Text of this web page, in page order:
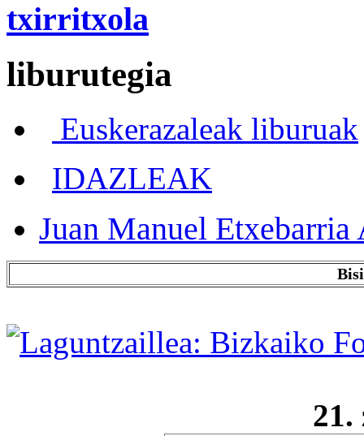
txirritxola
liburutegia
Euskerazaleak liburuak
IDAZLEAK
Juan Manuel Etxebarria
21.